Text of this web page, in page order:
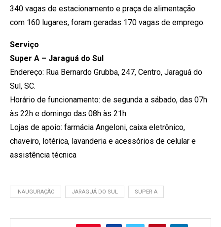
340 vagas de estacionamento e praça de alimentação
com 160 lugares, foram geradas 170 vagas de emprego.
Serviço
Super A – Jaraguá do Sul
Endereço: Rua Bernardo Grubba, 247, Centro, Jaraguá do
Sul, SC.
Horário de funcionamento: de segunda a sábado, das 07h
às 22h e domingo das 08h às 21h.
Lojas de apoio: farmácia Angeloni, caixa eletrônico,
chaveiro, lotérica, lavanderia e acessórios de celular e
assistência técnica
INAUGURAÇÃO JARAGUÁ DO SUL SUPER A